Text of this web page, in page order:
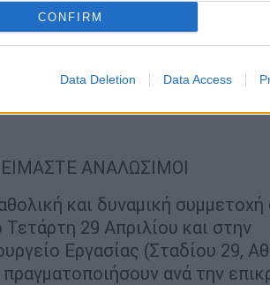
CONFIRM
Data Deletion Data Access
ΕΦΚΑ ΚΑΙ ΟΥΣΙΑΣΤΙΚΗ
ΣΕ ΟΛΕΣ ΤΙΣ
ΑΝΑΛΩΣΙΜΟΙ
και δυναμική συμμετοχή
29 Απριλίου και στην
Εργασίας (Σταδίου 29,
ανά την